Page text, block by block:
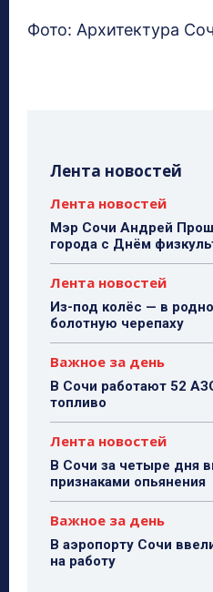
Фото: Архитектура
Лента новостей
Лента новостей
Мэр Сочи Андрей
города с Днём
Лента новостей
Из-под колёс — в
болотную черепаху
Важное за день
В Сочи работают 52
топливо
Лента новостей
В Сочи за четыре дня
признаками опьянения
Важное за день
В аэропорту Сочи
на работу